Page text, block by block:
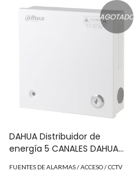
AGOTADO
DAHUA Distribuidor de
energía 5 CANALES DAHUA
TVN400056
FUENTES DE ALARMAS / ACCESO / CCTV